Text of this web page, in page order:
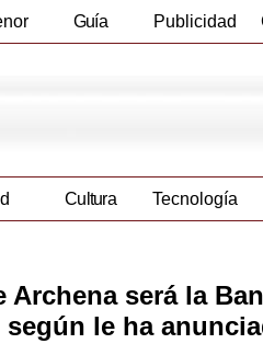
Guía Publicidad
Cultura Tecnología
será la
le ha